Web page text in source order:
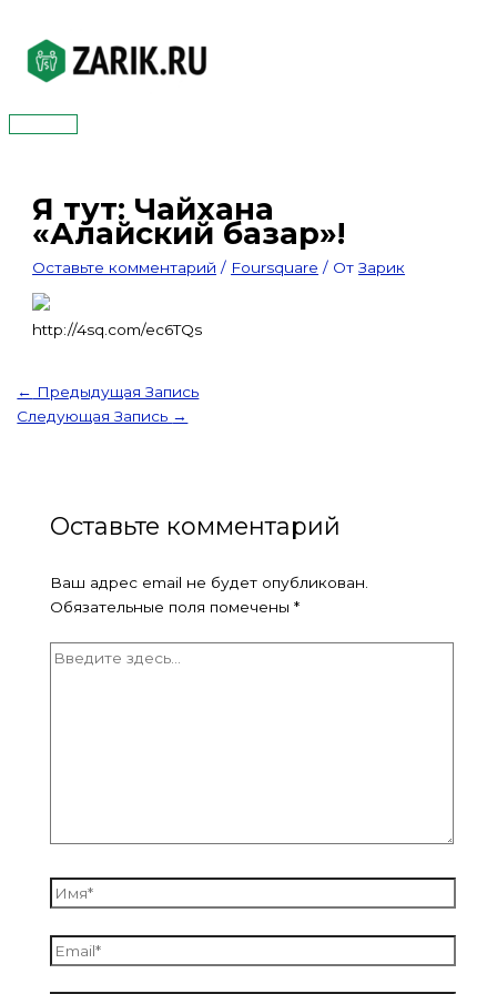
содержимому
Главное
Я тут: Чайхана
«Алайский базар»!
Оставьте комментарий / Foursquare / ОтЗарик
http://4sq.com/ec6TQs
← Предыдущая Запись
Следующая Запись →
Оставьте комментарий
Ваш адрес email не будет опубликован.
Обязательные поля помечены *
Введите
Имя*
Email*